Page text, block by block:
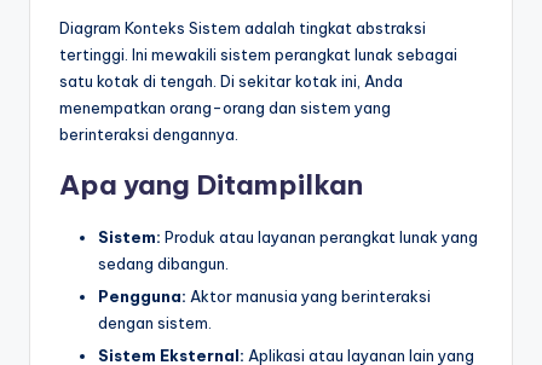
Diagram Konteks Sistem adalah tingkat abstraksi
tertinggi. Ini mewakili sistem perangkat lunak sebagai
satu kotak di tengah. Di sekitar kotak ini, Anda
menempatkan orang-orang dan sistem yang
berinteraksi dengannya.
Apa yang Ditampilkan
Sistem: Produk atau layanan perangkat lunak yang
sedang dibangun.
Pengguna: Aktor manusia yang berinteraksi
dengan sistem.
Sistem Eksternal: Aplikasi atau layanan lain yang